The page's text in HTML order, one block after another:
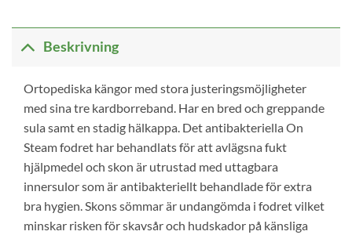
Beskrivning
Ortopediska kängor med stora justeringsmöjligheter
med sina tre kardborreband. Har en bred och greppande
sula samt en stadig hälkappa. Det antibakteriella On
Steam fodret har behandlats för att avlägsna fukt
hjälpmedel och skon är utrustad med uttagbara
innersulor som är antibakteriellt behandlade för extra
bra hygien. Skons sömmar är undangömda i fodret vilket
minskar risken för skavsår och hudskador på känsliga